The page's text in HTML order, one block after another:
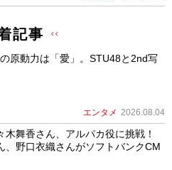
記事
原動力は「愛」。STU48と2nd写
エンタメ 2026.08.04
木舞香さん、アルパカ役に挑戦！
、野口衣織さんがソフトバンクCM